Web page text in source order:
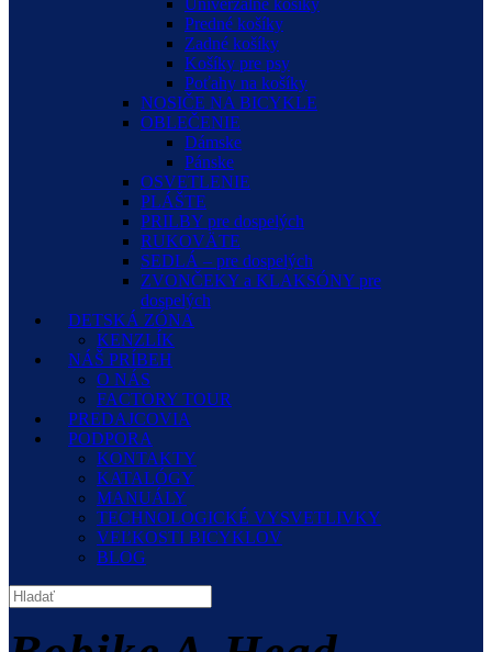
Univerzálne košíky
Predné košíky
Zadné košíky
Košíky pre psy
Poťahy na košíky
NOSIČE NA BICYKLE
OBLEČENIE
Dámske
Pánske
OSVETLENIE
PLÁŠTE
PRILBY pre dospelých
RUKOVÄTE
SEDLÁ – pre dospelých
ZVONČEKY a KLAKSÓNY pre
dospelých
DETSKÁ ZÓNA
KENZLÍK
NÁŠ PRÍBEH
O NÁS
FACTORY TOUR
PREDAJCOVIA
PODPORA
KONTAKTY
KATALÓGY
MANUÁLY
TECHNOLOGICKÉ VYSVETLIVKY
VEĽKOSTI BICYKLOV
BLOG